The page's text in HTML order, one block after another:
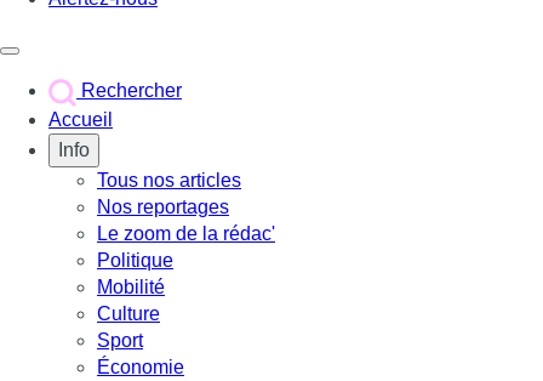
Rechercher
Accueil
Info
Tous nos articles
Nos reportages
Le zoom de la rédac'
Politique
Mobilité
Culture
Sport
Économie